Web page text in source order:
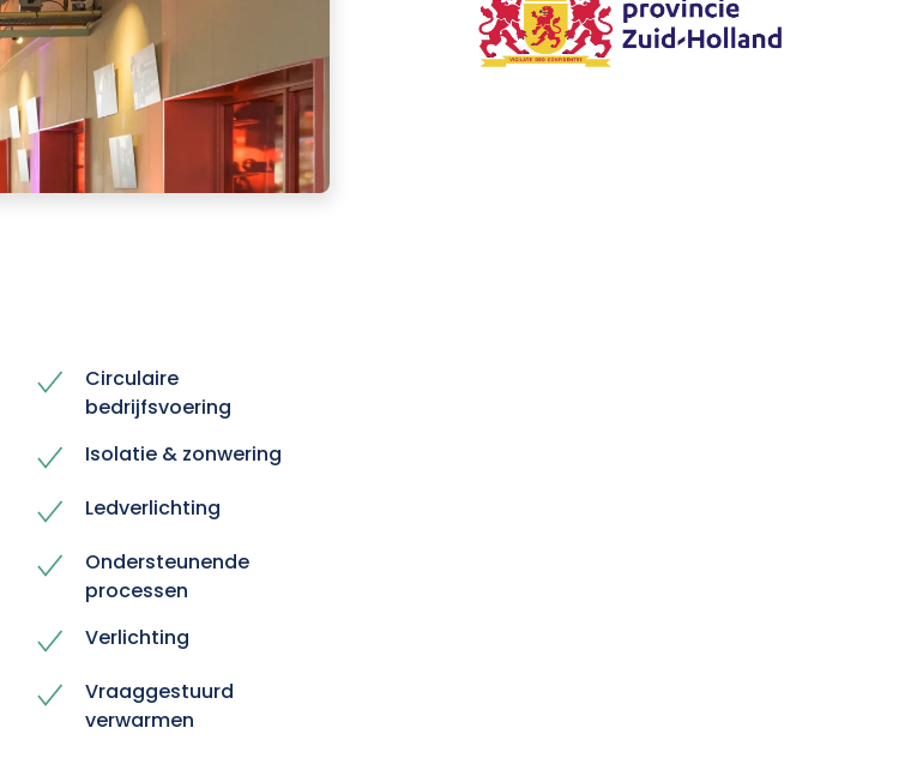
Circulaire
bedrijfsvoering
Isolatie & zonwering
Ledverlichting
Ondersteunende
processen
Verlichting
Vraaggestuurd
verwarmen